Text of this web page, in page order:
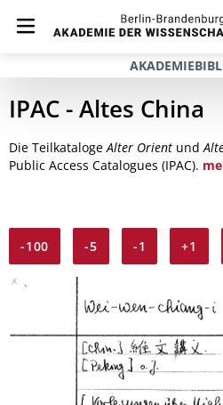
IPAC - Altes China
Die TeilkatalogeAlter Orient und
Public Access Catalogues (IPAC).
-100 -5 -1 +1